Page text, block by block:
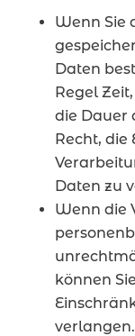
Wenn Sie
Daten
Regel
die Dauer
Recht, die
Daten zu
Wenn die
können
verlangen.